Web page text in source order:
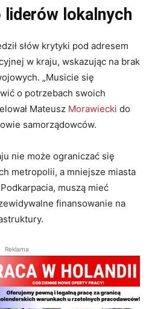
liderów lokalnych
słów krytyki pod adresem
w kraju, wskazując na brak
„Musicie się
o potrzebach swoich
Mateusz Morawiecki do
samorządowców.
nie może ograniczać się
metropolii, a mniejsze miasta
muszą mieć
finansowanie na
Reklama